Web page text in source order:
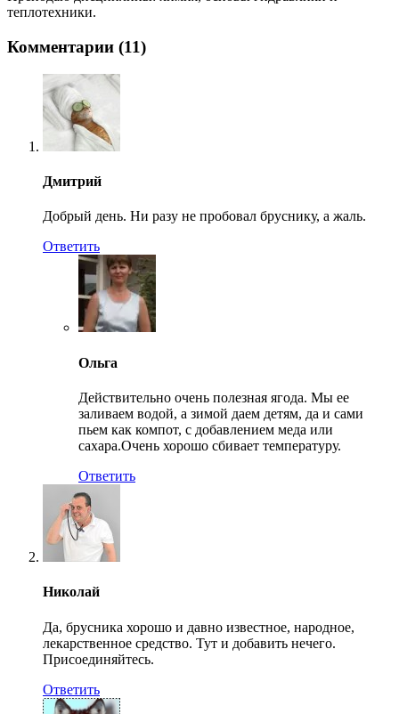
теплотехники.
Комментарии (11)
Дмитрий
Добрый день. Ни разу не пробовал бруснику, а жаль.
Ответить
Ольга
Действительно очень полезная ягода. Мы ее
заливаем водой, а зимой даем детям, да и сами
пьем как компот, с добавлением меда или
сахара.Очень хорошо сбивает температуру.
Ответить
Николай
Да, брусника хорошо и давно известное, народное,
лекарственное средство. Тут и добавить нечего.
Присоединяйтесь.
Ответить